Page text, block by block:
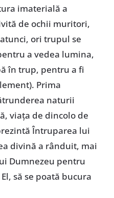
imaterială a
de ochii muritori,
ori trupul se
a vedea lumina,
în trup, pentru a fi
Prima
naturii
viața de dincolo de
Întruparea lui
divină a rânduit, mai
Dumnezeu pentru
să se poată bucura